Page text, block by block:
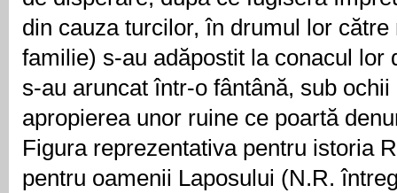
din cauza turcilor, în drumul lor
familie) s-au adăpostit la conacul
s-au aruncat într-o fântână, sub
apropierea unor ruine ce poartă
Figura reprezentativa pentru istoria
pentru oamenii Laposului (N.R.